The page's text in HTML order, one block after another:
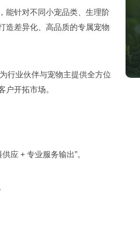
能针对不同小宠品类、生理阶
造差异化、高品质的专属宠物
行业伙伴与宠物主提供全方位
开拓市场。
应 + 专业服务输出”。